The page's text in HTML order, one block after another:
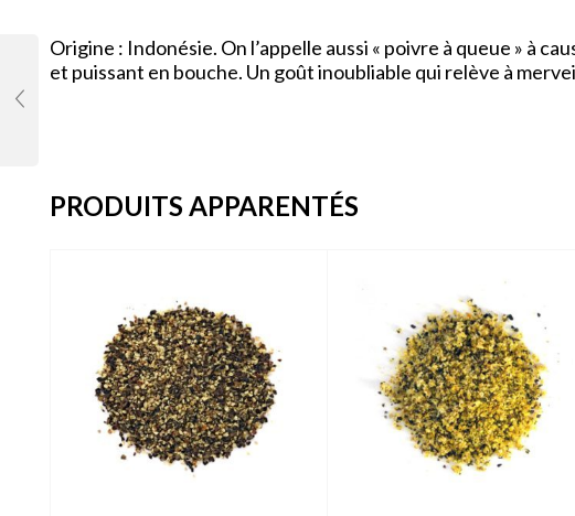
Origine : Indonésie. On l’appelle aussi « poivre à queue » à
et puissant en bouche. Un goût inoubliable qui relève à
PRODUITS APPARENTÉS